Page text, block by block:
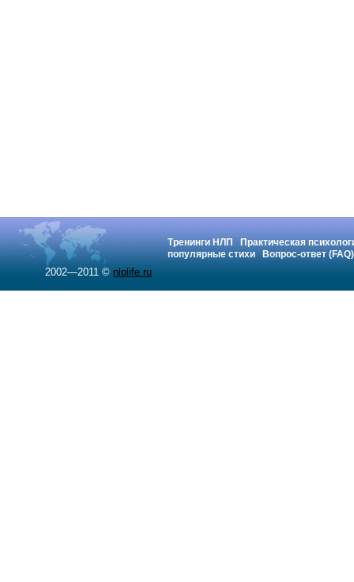
Тренинги НЛП
Практическая
популярные стихи
Вопрос-ответ (FAQ)
2002—2011 © nlplife.ru